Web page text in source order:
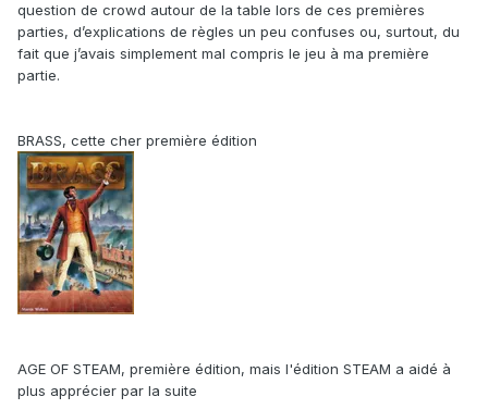
question de crowd autour de la table lors de ces premières
parties, d’explications de règles un peu confuses ou, surtout, du
fait que j’avais simplement mal compris le jeu à ma première
partie.
BRASS, cette cher première édition
AGE OF STEAM, première édition, mais l'édition STEAM a aidé à
plus apprécier par la suite